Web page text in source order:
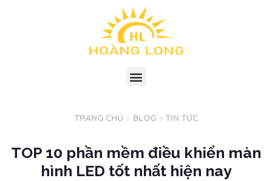
TRANG CHỦ BLOG TIN TỨC
TOP 10 phần mềm điều khiển màn
hình LED tốt nhất hiện nay